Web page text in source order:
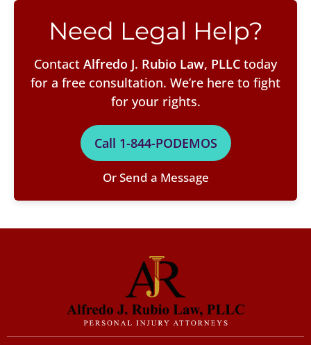
Need Legal Help?
Contact Alfredo J. Rubio Law, PLLC today
for a free consultation. We’re here to fight
for your rights.
Call 1-844-PODEMOS
Or Send a Message